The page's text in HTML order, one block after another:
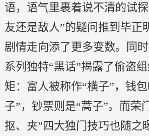
语，语气里裹着说不清的试
友还是敌人”的疑问推到毕正
剧情走向添了更多变数。同
系列独特“黑话”揭露了偷盗
矩：富人被称作“横子”，钱
子”，钞票则是“蒿子”。而荣
抠、夹”四大独门技巧也随之